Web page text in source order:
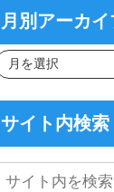
月別アーカ
サイト内検索